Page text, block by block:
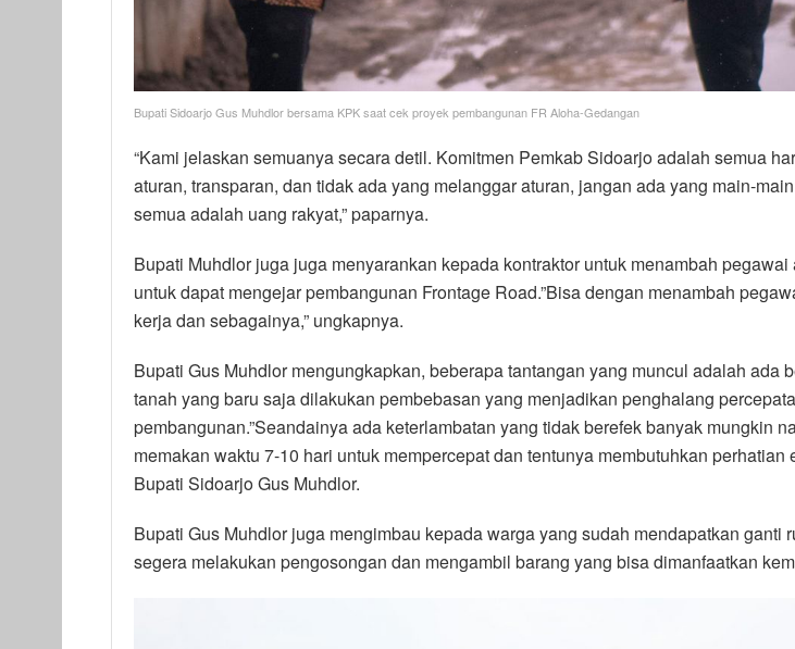
Bupati Sidoarjo Gus Muhdlor bersama KPK saat cek proyek pembangunan FR Aloha-Gedangan
“Kami jelaskan semuanya secara detil. Komitmen Pemkab Sidoarjo adalah semua
aturan, transparan, dan tidak ada yang melanggar aturan, jangan ada yang main-
semua adalah uang rakyat,” paparnya.
Bupati Muhdlor juga juga menyarankan kepada kontraktor untuk menambah pegawai
untuk dapat mengejar pembangunan Frontage Road.”Bisa dengan menambah
kerja dan sebagainya,” ungkapnya.
Bupati Gus Muhdlor mengungkapkan, beberapa tantangan yang muncul adalah ada
tanah yang baru saja dilakukan pembebasan yang menjadikan penghalang
pembangunan.”Seandainya ada keterlambatan yang tidak berefek banyak mungkin
memakan waktu 7-10 hari untuk mempercepat dan tentunya membutuhkan perhatian
Bupati Sidoarjo Gus Muhdlor.
Bupati Gus Muhdlor juga mengimbau kepada warga yang sudah mendapatkan ganti
segera melakukan pengosongan dan mengambil barang yang bisa dimanfaatkan